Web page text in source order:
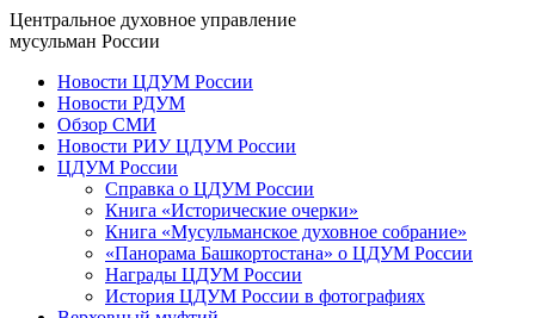
Центральное духовное управление
мусульман России
Новости ЦДУМ России
Новости РДУМ
Обзор СМИ
Новости РИУ ЦДУМ России
ЦДУМ России
Справка о ЦДУМ России
Книга «Исторические очерки»
Книга «Мусульманское духовное собрание»
«Панорама Башкортостана» о ЦДУМ России
Награды ЦДУМ России
История ЦДУМ России в фотографиях